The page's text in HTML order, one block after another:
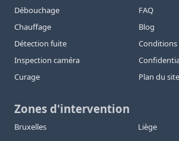
Débouchage
Chauffage
Détection fuite
Inspection caméra
Curage
FAQ
Blog
Conditions
Plan du site
Zones d'intervention
Bruxelles
Liège